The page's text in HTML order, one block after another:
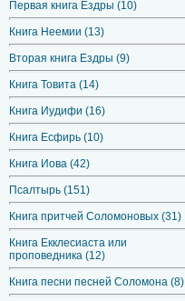
Первая книга Ездры (10)
Книга Неемии (13)
Вторая книга Ездры (9)
Книга Товита (14)
Книга Иудифи (16)
Книга Есфирь (10)
Книга Иова (42)
Псалтырь (151)
Книга притчей Соломоновых (31)
Книга Екклесиаста или
проповедника (12)
Книга песни песней Соломона (8)